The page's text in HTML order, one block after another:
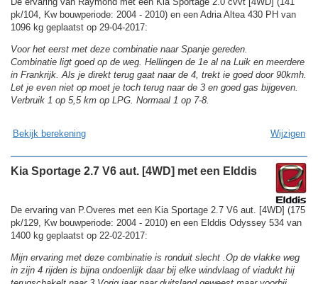
pk/104, Kw bouwperiode: 2004 - 2010) en een Adria Altea 430 PH van
1096 kg geplaatst op 29-04-2017:
Voor het eerst met deze combinatie naar Spanje gereden.
Combinatie ligt goed op de weg. Hellingen de 1e al na Luik en meerdere
in Frankrijk. Als je direkt terug gaat naar de 4, trekt ie goed door 90kmh.
Let je even niet op moet je toch terug naar de 3 en goed gas bijgeven.
Verbruik 1 op 5,5 km op LPG. Normaal 1 op 7-8.
Bekijk berekening Wijzigen
Kia Sportage 2.7 V6 aut. [4WD] met een Elddis
De ervaring van P.Overes met een Kia Sportage 2.7 V6 aut. [4WD] (175
pk/129, Kw bouwperiode: 2004 - 2010) en een Elddis Odyssey 534 van
1400 kg geplaatst op 22-02-2017:
Mijn ervaring met deze combinatie is ronduit slecht .Op de vlakke weg
in zijn 4 rijden is bijna ondoenlijk daar bij elke windvlaag of viadukt hij